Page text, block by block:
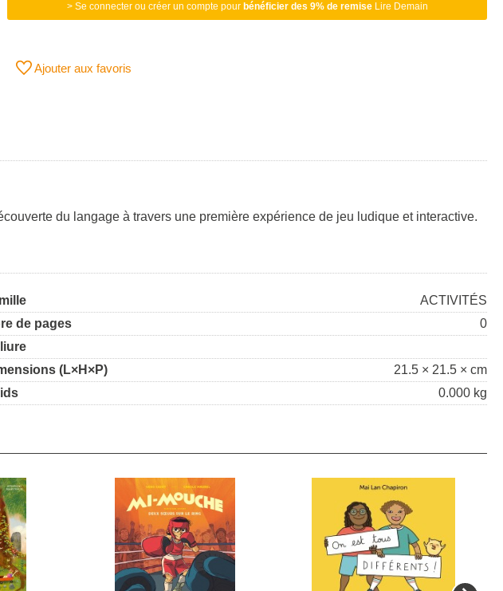
> Se connecter ou créer un compte pour bénéficier des 9% de remiseLire Demain
Ajouter aux favoris
du langage à travers une première expérience de jeu ludique et interactive.
ACTIVITÉS
de pages
0
(L×H×P)
21.5 × 21.5 × cm
0.000 kg